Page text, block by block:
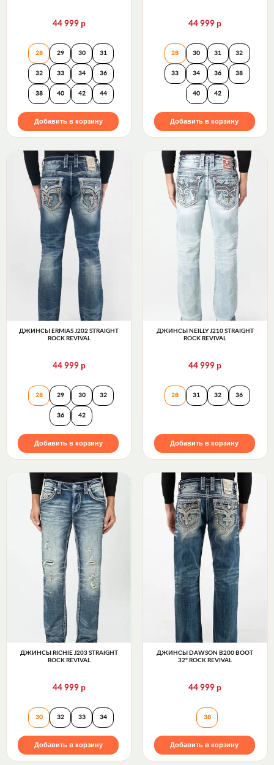
44 999 р
Джинсы BRYCEN J200 STRAIGHT Rock Revival
28 29 30 31
32 33 34 36
38 40 42 44
Добавить в корзину
44 999р
Джинсы
28 30 31 32
33 34 36 38
40 42
Добавить в корзину
ДЖИНСЫ ERMIAS J202 STRAIGHT
ROCK REVIVAL
44 999 р
Джинсы ERMIAS J202 STRAIGHT Rock Revival
28 29 30 32
36 42
Добавить в корзину
ДЖИНСЫ NEILLY J210 STRAIGHT
ROCK REVIVAL
44 999р
Джинсы NEILLY
28 31 32 36
Добавить в корзину
ДЖИНСЫ RICHIE J203 STRAIGHT
ROCK REVIVAL
44 999 р
Джинсы RICHIE J203 STRAIGHT Rock Revival
30 32 33 34
Добавить в корзину
ДЖИНСЫ DAWSON B200 BOOT
32" ROCK REVIVAL
44 999р
Джинсы
38
Добавить в корзину